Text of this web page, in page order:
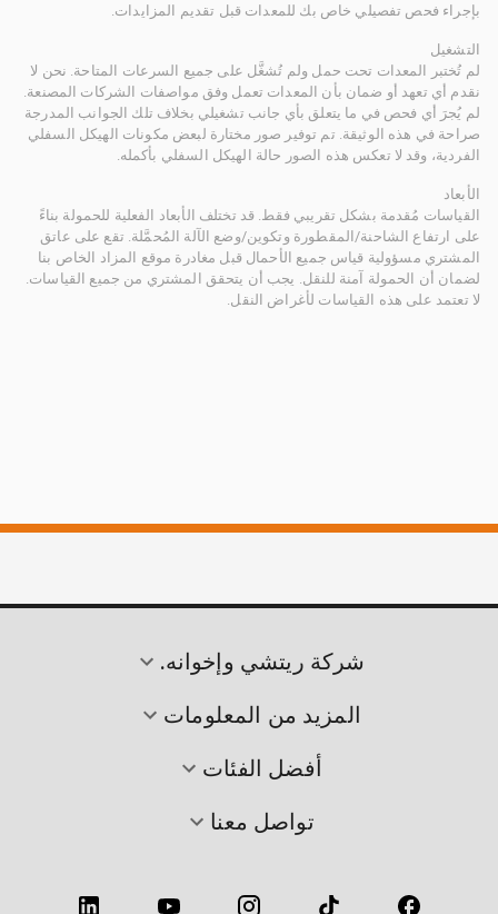
بإجراء فحص تفصيلي خاص بك للمعدات قبل تقديم المزايدات.
التشغيل
لم تُختبر المعدات تحت حمل ولم تُشغَّل على جميع السرعات المتاحة. نحن لا
نقدم أي تعهد أو ضمان بأن المعدات تعمل وفق مواصفات الشركات المصنعة.
لم يُجرَ أي فحص في ما يتعلق بأي جانب تشغيلي بخلاف تلك الجوانب المدرجة
صراحة في هذه الوثيقة. تم توفير صور مختارة لبعض مكونات الهيكل السفلي
الفردية، وقد لا تعكس هذه الصور حالة الهيكل السفلي بأكمله.
الأبعاد
القياسات مُقدمة بشكل تقريبي فقط. قد تختلف الأبعاد الفعلية للحمولة بناءً
على ارتفاع الشاحنة/المقطورة وتكوين/وضع الآلة المُحمَّلة. تقع على عاتق
المشتري مسؤولية قياس جميع الأحمال قبل مغادرة موقع المزاد الخاص بنا
لضمان أن الحمولة آمنة للنقل. يجب أن يتحقق المشتري من جميع القياسات.
لا تعتمد على هذه القياسات لأغراض النقل.
شركة ريتشي وإخوانه.
المزيد من المعلومات
أفضل الفئات
تواصل معنا